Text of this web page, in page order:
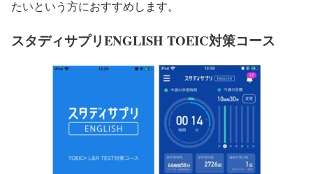
たいという方におすすめします。
スタディサプリENGLISH TOEIC対策コース